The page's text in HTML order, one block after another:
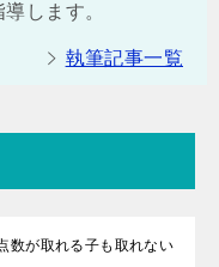
します。
執筆記事一覧
数が取れる子も取れない